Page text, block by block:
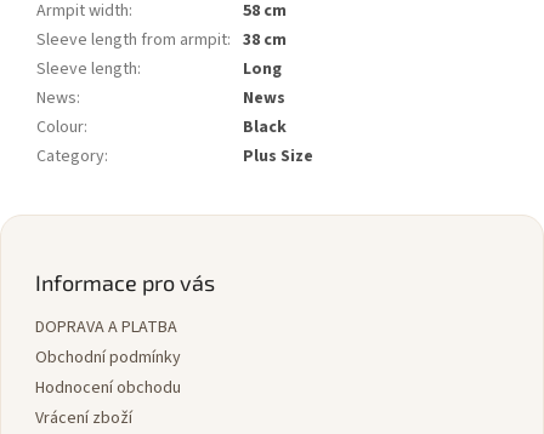
Armpit width:
58 cm
Sleeve length from armpit: 38 cm
Sleeve length:
Long
News:
News
Colour:
Black
Category: Plus Size
Z
Informace pro vás
DOPRAVA A PLATBA
Obchodní podmínky
Hodnocení obchodu
Vrácení zboží